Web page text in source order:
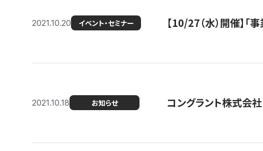
2021.10.20 イベント・セミナー 【10/27（水）開催】
2021.10.18 お知らせ コングラント株式会